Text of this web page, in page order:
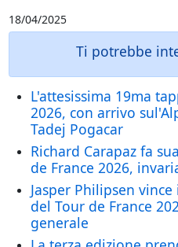
18/04/2025
Ti potrebbe
L'attesissima 19ma
2026, con arrivo
Tadej Pogacar
Richard Carapaz fa
de France 2026,
Jasper Philipsen
del Tour de France
generale